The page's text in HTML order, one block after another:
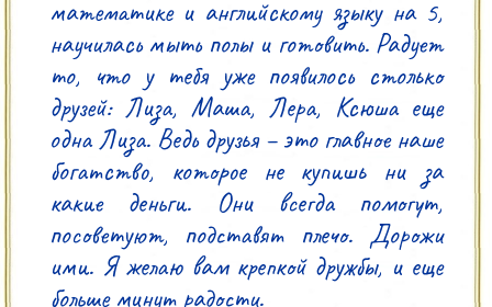
математике и английскому языку на 5,
научилась мыть полы и готовить. Радует
то, что у тебя уже появилось столько
друзей: Лиза, Маша, Лера, Ксюша еще
одна Лиза. Ведь друзья – это главное наше
богатство, которое не купишь ни за
какие деньги. Они всегда помогут,
посоветуют, подставят плечо. Дорожи
ими. Я желаю вам крепкой дружбы, и еще
больше минут радости.